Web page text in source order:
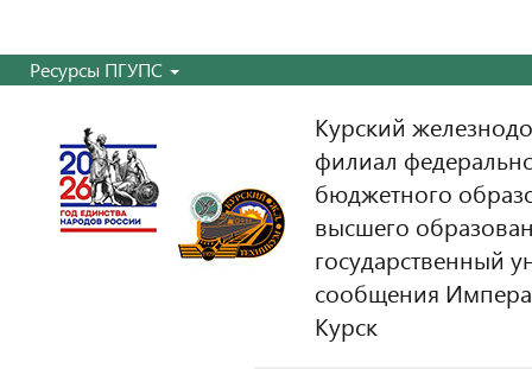
Ресурсы ПГУПС
Курский
филиал
бюджетного
высшего
государственный
сообщения
Курск